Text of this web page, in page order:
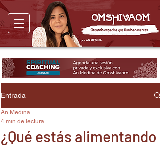
Entrada
¿Qué estás alimentando
An Medina
4 min de lectura